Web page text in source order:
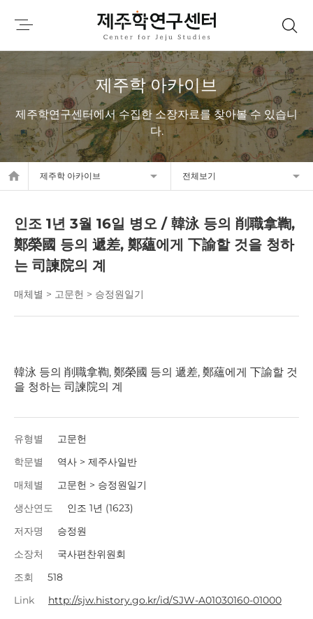
제주학 아카이브
제주학연구센터에서 수집한 소장자료를 찾아볼 수 있습니
다.
home 제주학 아카이브 전체보기
인조 1년 3월 16일 병오 / 韓泳 등의 削職拿鞫,
鄭榮國 등의 遞差, 鄭蘊에게 下諭할 것을 청하
는 司諫院의 계
매체별 > 고문헌 > 승정원일기
韓泳 등의 削職拿鞫, 鄭榮國 등의 遞差, 鄭蘊에게 下諭할 것
을 청하는 司諫院의 계
유형별
고문헌
학문별
역사 > 제주사일반
매체별
고문헌 > 승정원일기
생산연도
인조 1년 (1623)
저자명
승정원
소장처
국사편찬위원회
조회
518
Link
http://sjw.history.go.kr/id/SJW-A01030160-01000